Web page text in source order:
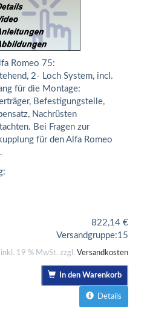
Romeo 75:
2- Loch System, incl.
für die Montage:
Befestigungsteile,
Nachrüsten
Bei Fragen zur
für den Alfa Romeo
822,14 €
Versandgruppe:15
inkl. 19 % MwSt. zzgl. Versandkosten
In den Warenkorb
Details